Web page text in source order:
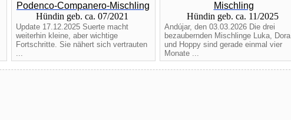
Podenco-Companero-Mischling
Hündin geb. ca. 07/2021
Update 17.12.2025 Suerte macht
weiterhin kleine, aber wichtige
Fortschritte. Sie nähert sich vertrauten
...
Mischling
Hündin geb. ca. 11/2025
Andújar, den 03.03.2026 Die drei
bezaubernden Mischlinge Luka, Dora
und Hoppy sind gerade einmal vier
Monate ...